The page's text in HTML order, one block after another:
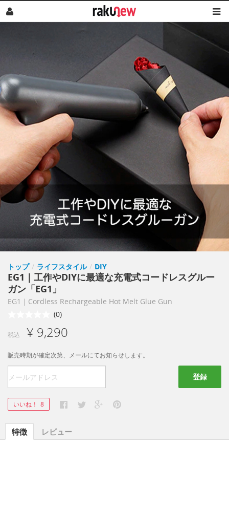
トップ / ライフスタイル / DIY
EG1｜工作やDIYに最適な充電式コードレスグルー
ガン「EG1」
EG1｜Cordless Rechargeable Hot Melt Glue Gun
(0)
税込 ¥ 9,290
販売時期が確定次第、メールにてお知らせします。
登録
いいね！ 8
特徴 レビュー